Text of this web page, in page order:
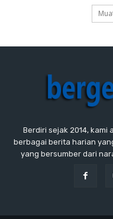
Berdiri sejak 2014,
berbagai berita harian
yang bersumber dari